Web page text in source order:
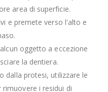
area di superficie.
e premete verso l'alto e
oggetto a eccezione
la dentiera.
dalla protesi, utilizzare le
rimuovere i residui di